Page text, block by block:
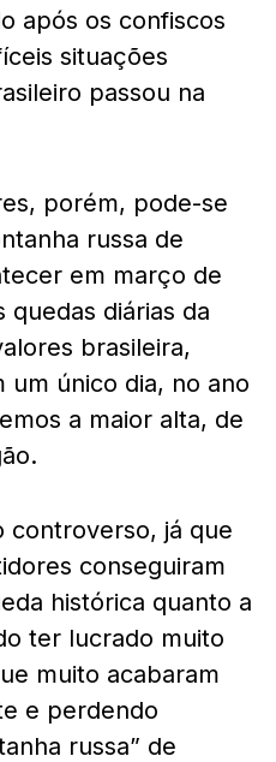
após os confiscos
situações
passou na
porém, pode-se
russa de
em março de
quedas diárias da
brasileira,
um único dia, no ano
a maior alta, de
controverso, já que
conseguiram
histórica quanto a
ter lucrado muito
muito acabaram
e perdendo
russa” de